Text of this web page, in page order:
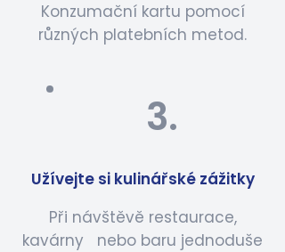
Konzumační kartu pomocí
různých platebních metod.
3.
Užívejte si kulinářské zážitky
Při návštěvě restaurace,
kavárny nebo baru jednoduše